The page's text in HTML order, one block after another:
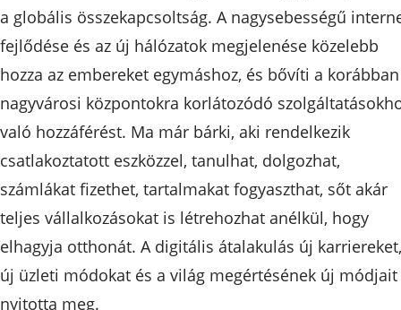
a globális összekapcsoltság. A nagysebességű
fejlődése és az új hálózatok megjelenése közelebb
hozza az embereket egymáshoz, és bővíti a
nagyvárosi központokra korlátozódó
való hozzáférést. Ma már bárki, aki rendelkezik
csatlakoztatott eszközzel, tanulhat, dolgozhat,
számlákat fizethet, tartalmakat fogyaszthat, sőt akár
teljes vállalkozásokat is létrehozhat anélkül, hogy
elhagyja otthonát. A digitális átalakulás új karriereket,
új üzleti módokat és a világ megértésének új módjait
nyitotta meg.